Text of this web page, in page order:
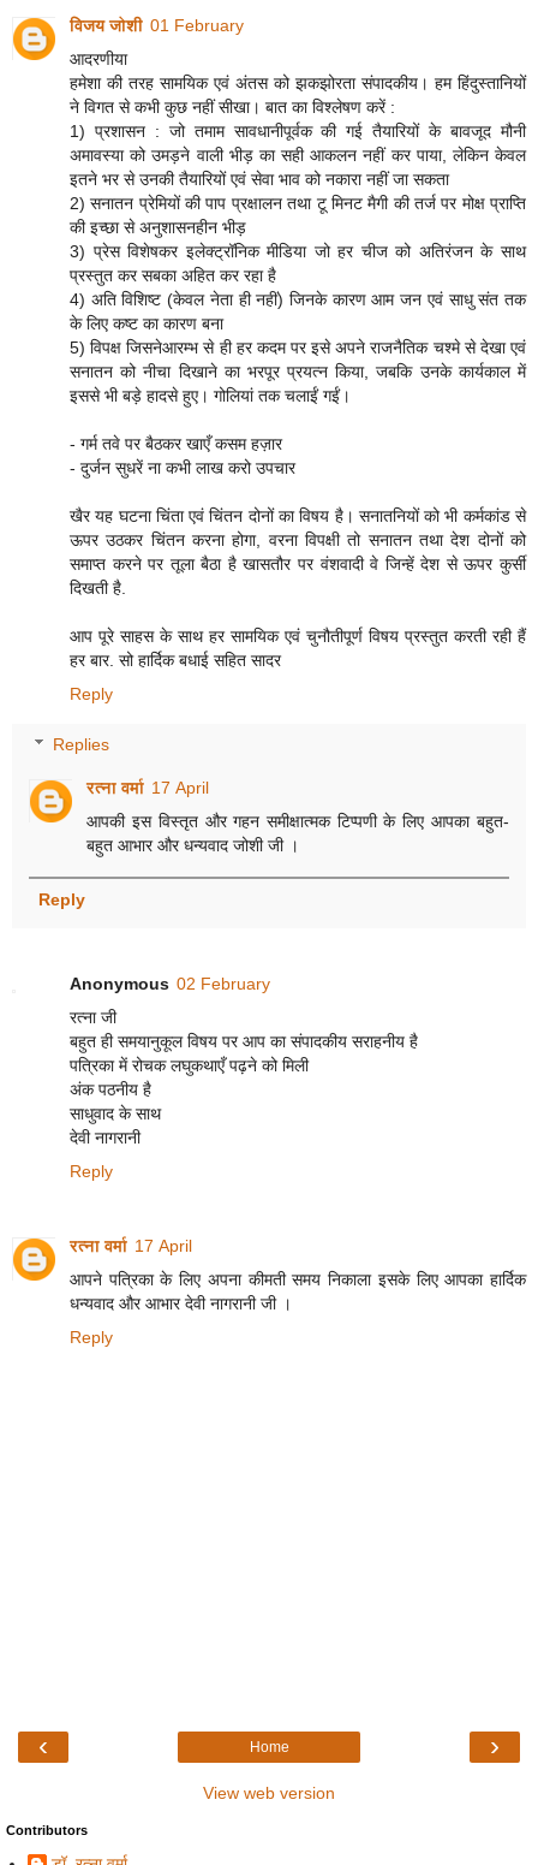
विजय जोशी 01 February
आदरणीया
हमेशा की तरह सामयिक एवं अंतस को झकझोरता संपादकीय। हम हिंदुस्तानियों
ने विगत से कभी कुछ नहीं सीखा। बात का विश्लेषण करें :
1) प्रशासन : जो तमाम सावधानीपूर्वक की गई तैयारियों के बावजूद मौनी
अमावस्या को उमड़ने वाली भीड़ का सही आकलन नहीं कर पाया, लेकिन केवल
इतने भर से उनकी तैयारियों एवं सेवा भाव को नकारा नहीं जा सकता
2) सनातन प्रेमियों की पाप प्रक्षालन तथा टू मिनट मैगी की तर्ज पर मोक्ष प्राप्ति
की इच्छा से अनुशासनहीन भीड़
3) प्रेस विशेषकर इलेक्ट्रॉनिक मीडिया जो हर चीज को अतिरंजन के साथ
प्रस्तुत कर सबका अहित कर रहा है
4) अति विशिष्ट (केवल नेता ही नहीं) जिनके कारण आम जन एवं साधु संत तक
के लिए कष्ट का कारण बना
5) विपक्ष जिसनेआरम्भ से ही हर कदम पर इसे अपने राजनैतिक चश्मे से देखा एवं
सनातन को नीचा दिखाने का भरपूर प्रयत्न किया, जबकि उनके कार्यकाल में
इससे भी बड़े हादसे हुए। गोलियां तक चलाईं गईं।
- गर्म तवे पर बैठकर खाएँ कसम हज़ार
- दुर्जन सुधरें ना कभी लाख करो उपचार
खैर यह घटना चिंता एवं चिंतन दोनों का विषय है। सनातनियों को भी कर्मकांड से
ऊपर उठकर चिंतन करना होगा, वरना विपक्षी तो सनातन तथा देश दोनों को
समाप्त करने पर तूला बैठा है खासतौर पर वंशवादी वे जिन्हें देश से ऊपर कुर्सी
दिखती है.
आप पूरे साहस के साथ हर सामयिक एवं चुनौतीपूर्ण विषय प्रस्तुत करती रही हैं
हर बार. सो हार्दिक बधाई सहित सादर
Reply
Replies
रत्ना वर्मा 17 April
आपकी इस विस्तृत और गहन समीक्षात्मक टिप्पणी के लिए आपका बहुत-
बहुत आभार और धन्यवाद जोशी जी ।
Reply
Anonymous 02 February
रत्ना जी
बहुत ही समयानुकूल विषय पर आप का संपादकीय सराहनीय है
पत्रिका में रोचक लघुकथाएँ पढ़ने को मिली
अंक पठनीय है
साधुवाद के साथ
देवी नागरानी
Reply
रत्ना वर्मा 17 April
आपने पत्रिका के लिए अपना कीमती समय निकाला इसके लिए आपका हार्दिक
धन्यवाद और आभार देवी नागरानी जी ।
Reply
‹ ›
Home
View web version
Contributors